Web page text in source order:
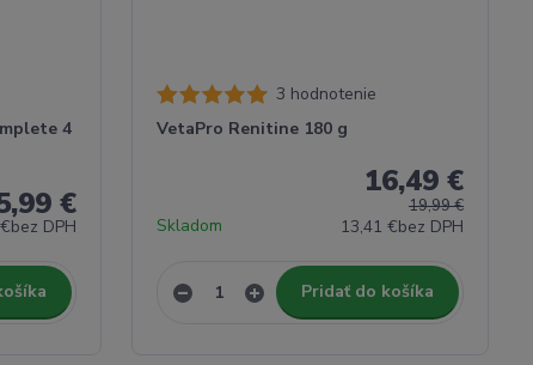
4
€
bez DPH
3 hodnotenie
VetaPro Renitine 180 g
19,99 €
16,49 €
13,41 €bez DPH
Skladom
Pridať do košíka